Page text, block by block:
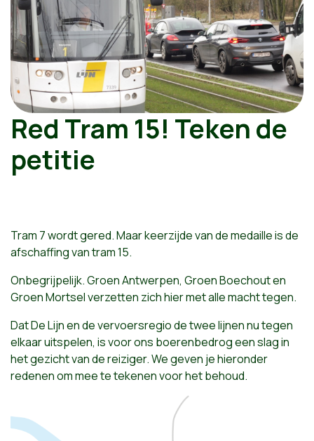
Red Tram 15! Teken de
petitie
Tram 7 wordt gered. Maar keerzijde van de medaille is de
afschaffing van tram 15.
Onbegrijpelijk. Groen Antwerpen, Groen Boechout en
Groen Mortsel verzetten zich hier met alle macht tegen.
Dat De Lijn en de vervoersregio de twee lijnen nu tegen
elkaar uitspelen, is voor ons boerenbedrog een slag in
het gezicht van de reiziger. We geven je hieronder
redenen om mee te tekenen voor het behoud.